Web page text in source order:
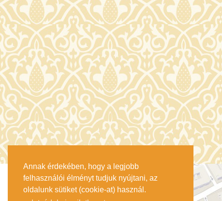
Annak érdekében, hogy a legjobb
felhasználói élményt tudjuk nyújtani, az
oldalunk sütiket (cookie-at) használ.